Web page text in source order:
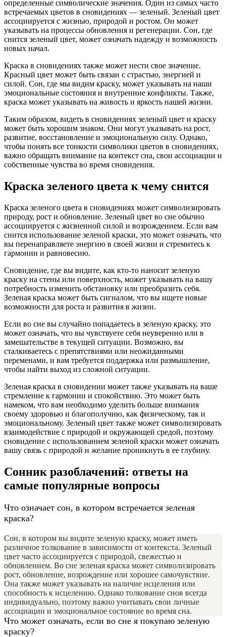
определенные символические значения. Один из самых часто
встречаемых цветов в сновидениях — зеленый. Зеленый цвет
ассоциируется с жизнью, природой и ростом. Он может
указывать на процессы обновления и регенерации. Сон, где
снится зеленый цвет, может означать надежду и возможность
новых начал.
Краска в сновидениях также может нести свое значение.
Красный цвет может быть связан с страстью, энергией и
силой. Сон, где мы видим краску, может указывать на наши
эмоциональные состояния и внутренние конфликты. Также,
краска может указывать на живость и яркость нашей жизни.
Таким образом, видеть в сновидениях зеленый цвет и краску
может быть хорошим знаком. Они могут указывать на рост,
развитие, восстановление и эмоциональную силу. Однако,
чтобы понять все тонкости символики цветов в сновидениях,
важно обращать внимание на контекст сна, свои ассоциации и
собственные чувства во время сновидения.
Краска зеленого цвета к чему снится
Краска зеленого цвета в сновидениях может символизировать
природу, рост и обновление. Зеленый цвет во сне обычно
ассоциируется с жизненной силой и возрождением. Если вам
снится использование зеленой краски, это может означать, что
вы перенаправляете энергию в своей жизни и стремитесь к
гармонии и равновесию.
Сновидение, где вы видите, как кто-то наносит зеленую
краску на стены или поверхность, может указывать на вашу
потребность изменить обстановку или преобразить себя.
Зеленая краска может быть сигналом, что вы ищете новые
возможности для роста и развития в жизни.
Если во сне вы случайно попадаетесь в зеленую краску, это
может означать, что вы чувствуете себя неуверенно или в
замешательстве в текущей ситуации. Возможно, вы
сталкиваетесь с препятствиями или неожиданными
переменами, и вам требуется поддержка или размышление,
чтобы найти выход из сложной ситуации.
Зеленая краска в сновидении может также указывать на ваше
стремление к гармонии и спокойствию. Это может быть
намеком, что вам необходимо уделить больше внимания
своему здоровью и благополучию, как физическому, так и
эмоциональному. Зеленый цвет также может символизировать
взаимодействие с природой и окружающей средой, поэтому
сновидение с использованием зеленой краски может означать
вашу связь с природой и желание проникнуть в ее глубину.
Сонник разоблачений: ответы на
самые популярные вопросы
Что означает сон, в котором встречается зеленая
краска?
Сон, в котором вы видите зеленую краску, может иметь
различное толкование в зависимости от контекста. Зеленый
цвет часто ассоциируется с природой, свежестью и
обновлением. Во сне зеленая краска может символизировать
рост, обновление, возрождение или хорошее самочувствие.
Она также может указывать на наличие исцеления или
способность к исцелению. Однако толкование снов всегда
индивидуально, поэтому важно учитывать свои личные
ассоциации и эмоциональное состояние во время сна.
Что может означать, если во сне я покупаю зеленую
краску?